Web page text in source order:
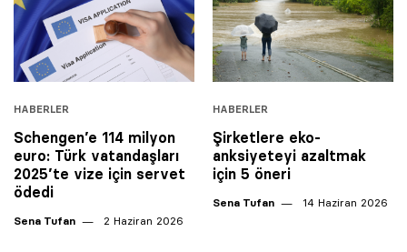
HABERLER
Schengen’e 114 milyon
euro: Türk vatandaşları
2025’te vize için servet
ödedi
Sena Tufan 2 Haziran 2026
HABERLER
Şirketlere eko-
anksiyeteyi azaltmak
için 5 öneri
Sena Tufan 14 Haziran 2026